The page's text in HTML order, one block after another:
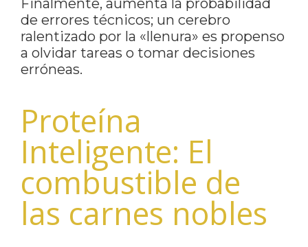
Finalmente, aumenta la probabilidad
de errores técnicos; un cerebro
ralentizado por la «llenura» es propenso
a olvidar tareas o tomar decisiones
erróneas.
Proteína
Inteligente: El
combustible de
las carnes nobles